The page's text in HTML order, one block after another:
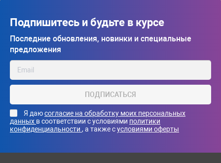
Подпишитесь и будьте в курсе
Последние обновления, новинки и специальные
предложения
ПОДПИСАТЬСЯ
Я даюсогласие на обработку моих персональных
данных в соответствии с условиями политики
конфиденциальности , а также сусловиями оферты